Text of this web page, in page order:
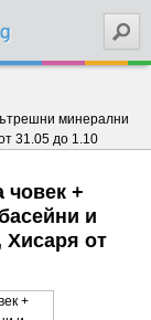
минерални
31.05 до 1.10
човек +
и
Хисаря от